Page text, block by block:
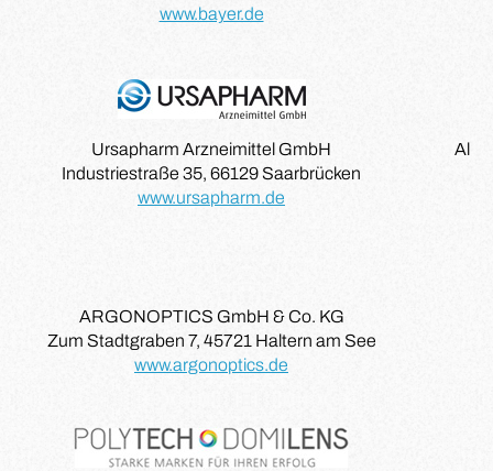
www.bayer.de
Ursapharm Arzneimittel GmbH
Industriestraße 35, 66129 Saarbrücken
www.ursapharm.de
ARGONOPTICS GmbH & Co. KG
Zum Stadtgraben 7, 45721 Haltern am See
www.argonoptics.de